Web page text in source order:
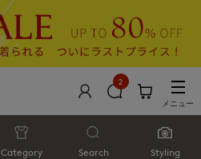
2
メニュー
Category Search Styling